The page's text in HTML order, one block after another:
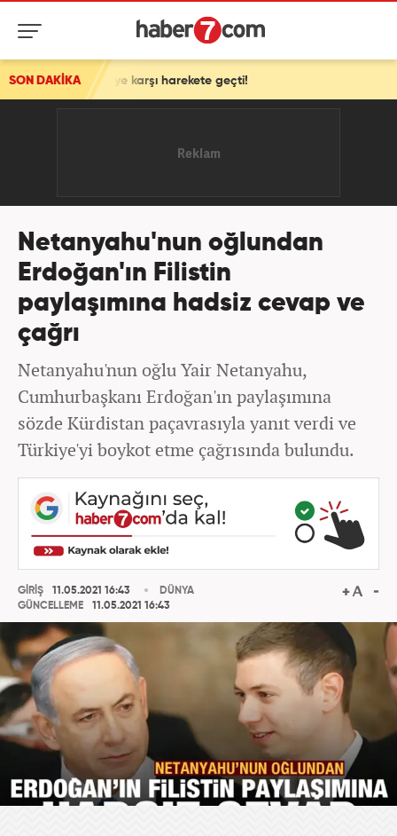
SON DAKİKA
karşı harekete geçti!
Netanyahu'nun oğlundan
Erdoğan'ın Filistin
paylaşımına hadsiz cevap ve
çağrı
Netanyahu'nun oğlu Yair Netanyahu,
Cumhurbaşkanı Erdoğan'ın paylaşımına
sözde Kürdistan paçavrasıyla yanıt verdi ve
Türkiye'yi boykot etme çağrısında bulundu.
GİRİŞ
11.05.2021 16:43
GÜNCELLEME
11.05.2021 16:43
DÜNYA